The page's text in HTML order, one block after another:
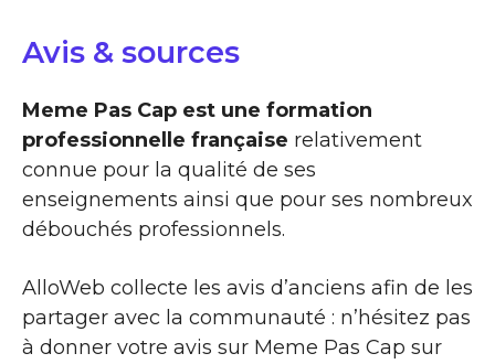
Avis & sources
Meme Pas Cap est une formation
professionnelle française relativement
connue pour la qualité de ses
enseignements ainsi que pour ses nombreux
débouchés professionnels.
AlloWeb collecte les avis d’anciens afin de les
partager avec la communauté : n’hésitez pas
à donner votre avis sur Meme Pas Cap sur